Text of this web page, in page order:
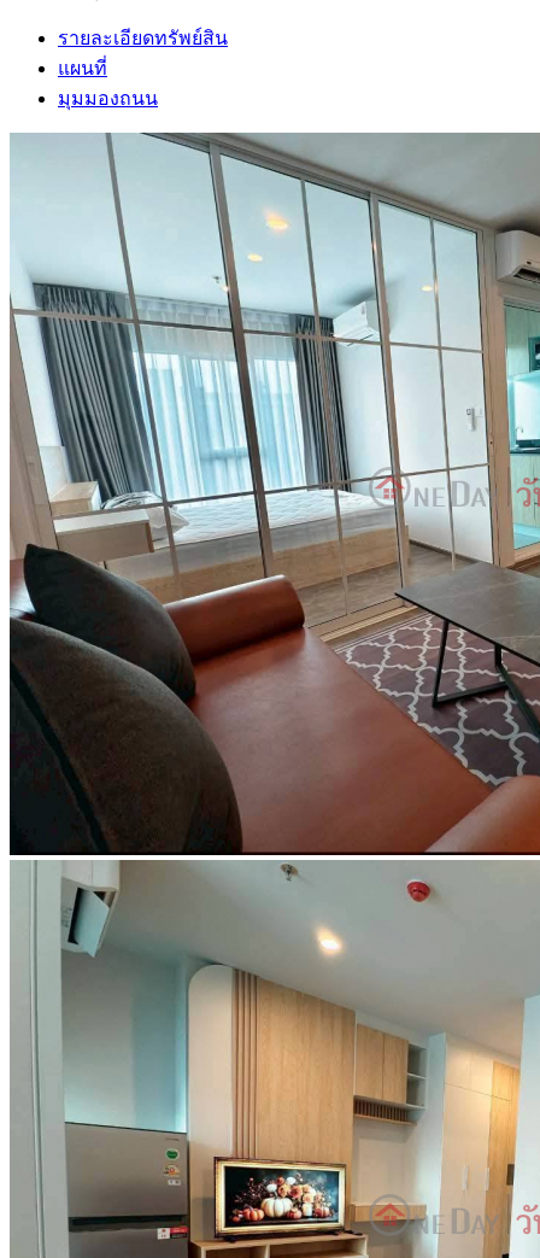
รายละเอียดทรัพย์สิน
แผนที่
มุมมองถนน